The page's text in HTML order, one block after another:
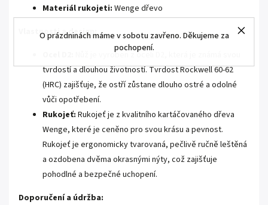
O prázdninách máme v sobotu zavřeno. Děkujeme za
pochopení.
Materiál rukojeti: Wenge dřevo
Vlastnosti a design:
Nůž je vyroben z oceli D2, která je známá svou
tvrdostí a dlouhou životností. Tvrdost Rockwell 60-62
(HRC) zajišťuje, že ostří zůstane dlouho ostré a odolné
vůči opotřebení.
Rukojeť: Rukojeť je z kvalitního kartáčovaného dřeva
Wenge, které je ceněno pro svou krásu a pevnost.
Rukojeť je ergonomicky tvarovaná, pečlivě ručně leštěná
a ozdobena dvěma okrasnými nýty, což zajišťuje
pohodlné a bezpečné uchopení.
Doporučení a údržba: